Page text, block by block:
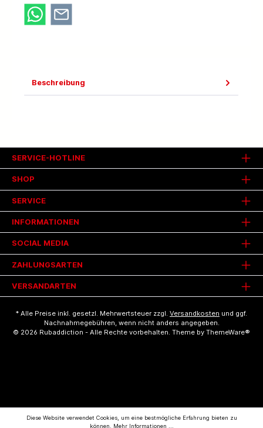
Beschreibung
SHOP
SERVICE
INFORMATIONEN
SERVICE-HOTLINE
SOCIAL MEDIA
ZAHLUNGSARTEN
VERSANDARTEN
* Alle Preise inkl. gesetzl. Mehrwertsteuer zzgl. Versandkosten und ggf.
Nachnahmegebühren, wenn nicht anders angegeben.
© 2026 Rubaddiction - Alle Rechte vorbehalten. Theme by ThemeWare®
Diese Website verwendet Cookies, um eine bestmögliche Erfahrung bieten zu
können.
Mehr Informationen ...